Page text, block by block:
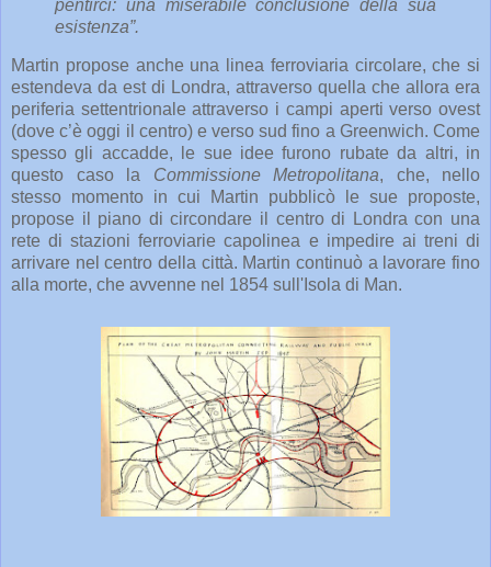
pentirci: una miserabile conclusione della sua
esistenza”.
Martin propose anche una linea ferroviaria circolare, che si
estendeva da est di Londra, attraverso quella che allora era
periferia settentrionale attraverso i campi aperti verso ovest
(dove c’è oggi il centro) e verso sud fino a Greenwich. Come
spesso gli accadde, le sue idee furono rubate da altri, in
questo caso la Commissione Metropolitana, che, nello
stesso momento in cui Martin pubblicò le sue proposte,
propose il piano di circondare il centro di Londra con una
rete di stazioni ferroviarie capolinea e impedire ai treni di
arrivare nel centro della città. Martin continuò a lavorare fino
alla morte, che avvenne nel 1854 sull'Isola di Man.